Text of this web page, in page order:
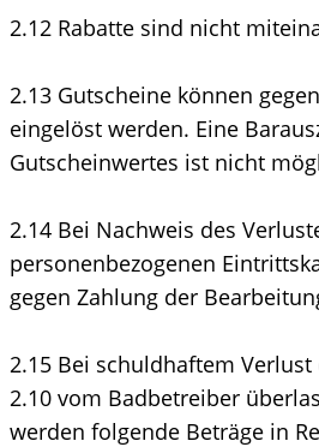
2.12 Rabatte sind nicht
2.13 Gutscheine können
eingelöst werden. Eine
Gutscheinwertes ist nicht
2.14 Bei Nachweis des
personenbezogenen
gegen Zahlung der
2.15 Bei schuldhaftem
2.10 vom Badbetreiber
werden folgende Beträge in